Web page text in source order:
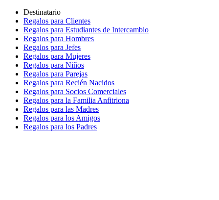
Destinatario
Regalos para Clientes
Regalos para Estudiantes de Intercambio
Regalos para Hombres
Regalos para Jefes
Regalos para Mujeres
Regalos para Niños
Regalos para Parejas
Regalos para Recién Nacidos
Regalos para Socios Comerciales
Regalos para la Familia Anfitriona
Regalos para las Madres
Regalos para los Amigos
Regalos para los Padres